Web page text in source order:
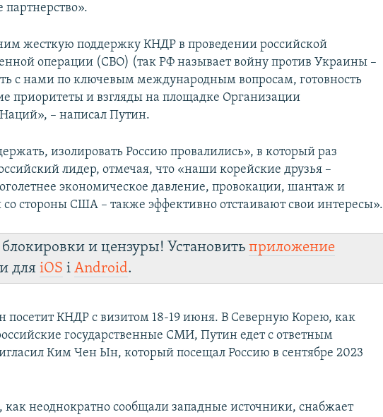
партнерство».
жесткую поддержку КНДР в проведении российской
операции (СВО) (так РФ называет войну против Украины –
с нами по ключевым международным вопросам, готовность
приоритеты и взгляды на площадке Организации
– написал Путин.
изолировать Россию провалились», в который раз
лидер, отмечая, что «наши корейские друзья –
экономическое давление, провокации, шантаж и
стороны США – также эффективно отстаивают свои интересы».
блокировки и цензуры! Установитьприложение
дляiOS іAndroid.
посетит КНДР с визитом 18-19 июня. В Северную Корею, как
государственные СМИ, Путин едет с ответным
Ким Чен Ын, который посещал Россию в сентябре 2023
как неоднократно сообщали западные источники, снабжает